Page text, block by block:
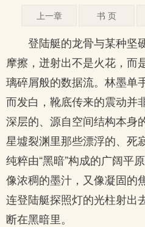
上一章 书 页
登陆艇的龙骨与某种坚
摩擦，迸射出不是火花，而
璃碎屑般的数据流。林墨单
而发白，靴底传来的震动并
深层的、源自空间结构本身
星墟裂渊里那些漂浮的、死
纯粹由“黑暗”构成的广阔平
像浓稠的墨汁，又像凝固的
连登陆艇探照灯的光柱射出
断在黑暗里。